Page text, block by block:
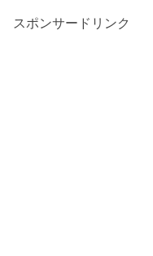
スポンサードリンク